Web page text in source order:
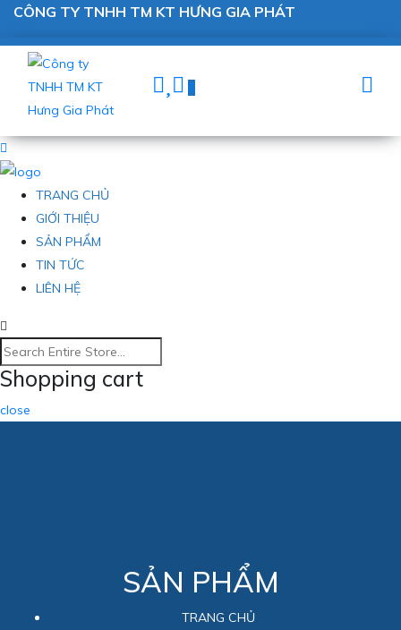
CÔNG TY TNHH TM KT HƯNG GIA PHÁT
0
TRANG CHỦ
GIỚI THIỆU
SẢN PHẨM
TIN TỨC
LIÊN HỆ
Shopping cart
close
SẢN PHẨM
TRANG CHỦ